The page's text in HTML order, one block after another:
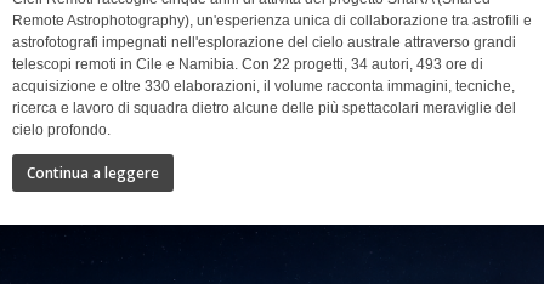
Remote Astrophotography), un'esperienza unica di collaborazione tra astrofili e
astrofotografi impegnati nell'esplorazione del cielo australe attraverso grandi
telescopi remoti in Cile e Namibia. Con 22 progetti, 34 autori, 493 ore di
acquisizione e oltre 330 elaborazioni, il volume racconta immagini, tecniche,
ricerca e lavoro di squadra dietro alcune delle più spettacolari meraviglie del
cielo profondo.
Continua a leggere